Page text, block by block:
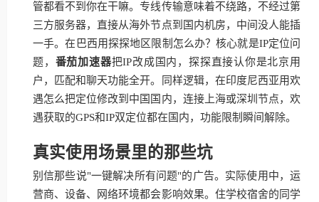
管都看不到你在干嘛。专线传输意味着不绕路，不经过第
三方服务器，直接从海外节点到国内机房，中间没人能插
一手。在巴西用探探地区限制怎么办？核心就是IP定位问
题， 番茄加速器把IP改成国内，探探直接认你是北京用
户，匹配和聊天功能全开。同样逻辑，在印度尼西亚用欢
遇怎么把定位修改到中国国内，连接上海或深圳节点，欢
遇获取的GPS和IP双定位都在国内，功能限制瞬间解除。
真实使用场景里的那些坑
别信那些说"一键解决所有问题"的广告。实际使用中，运
营商、设备、网络环境都会影响效果。住学校宿舍的同学